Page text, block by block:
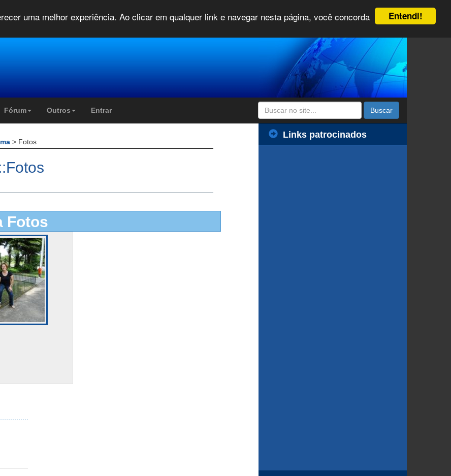
Entendi!
uma melhor experiência. Ao clicar em qualquer link e navegar nesta página, você concorda
Fórum Outros Entrar Buscar
> Fotos
Fotos
Links patrocinados